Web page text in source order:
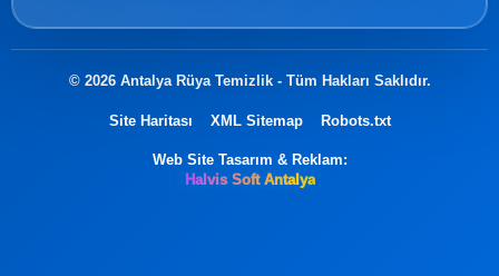
© 2026 Antalya Rüya Temizlik - Tüm Hakları Saklıdır.
Site Haritası XML Sitemap Robots.txt
Web Site Tasarım & Reklam:
Halvis Soft Antalya